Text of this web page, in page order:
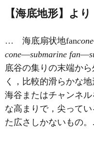
【海底地形】より
… 海底扇状地fancone
cone―submarine fan―
底谷の集りの末端か
く，比較的滑らかな
海谷またはチャンネ
な高まりで，尖って
た広さしかないもの